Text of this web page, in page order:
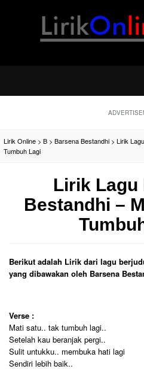
Lirik Online > B > Barsena Bestandhi > Lirik
Tumbuh Lagi
Lirik Lagu
Bestandhi –
Berikut adalah Lirik dari lagu
yang dibawakan oleh Barsena
Verse :
Mati satu.. tak tumbuh lagi..
Setelah kau beranjak pergi..
Sulit untukku.. membuka hati lagi
Sendiri lebih baik..